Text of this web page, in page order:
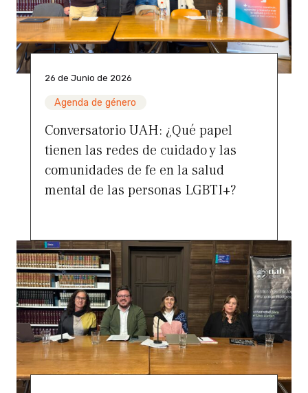
26 de Junio de 2026
Agenda de género
Conversatorio UAH: ¿Qué papel
tienen las redes de cuidado y las
comunidades de fe en la salud
mental de las personas LGBTI+?